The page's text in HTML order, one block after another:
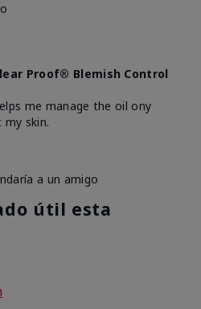
Proof® Blemish Control
me manage the oil ony
skin.
a un amigo
útil esta